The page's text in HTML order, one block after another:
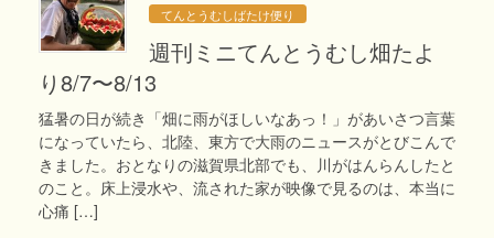
てんとうむしばたけ便り
週刊ミニてんとうむし畑たよ
り8/7〜8/13
猛暑の日が続き「畑に雨がほしいなあっ！」があいさつ言葉
になっていたら、北陸、東方で大雨のニュースがとびこんで
きました。おとなりの滋賀県北部でも、川がはんらんしたと
のこと。床上浸水や、流された家が映像で見るのは、本当に
心痛 […]